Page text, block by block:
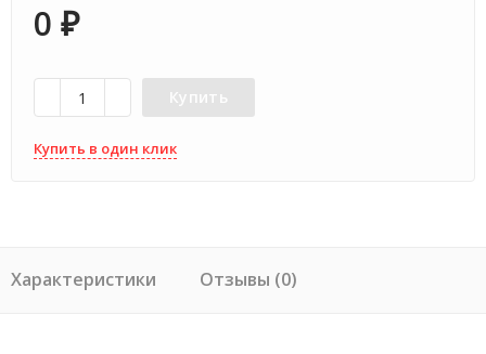
0 ₽
Купить
Купить в один клик
Характеристики Отзывы (0)